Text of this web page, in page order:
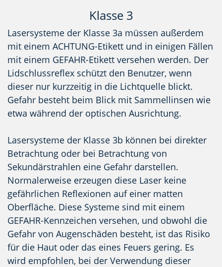
Klasse 3
Lasersysteme der Klasse 3a müssen außerdem
mit einem ACHTUNG-Etikett und in einigen Fällen
mit einem GEFAHR-Etikett versehen werden. Der
Lidschlussreflex schützt den Benutzer, wenn
dieser nur kurzzeitig in die Lichtquelle blickt.
Gefahr besteht beim Blick mit Sammellinsen wie
etwa während der optischen Ausrichtung.
Lasersysteme der Klasse 3b können bei direkter
Betrachtung oder bei Betrachtung von
Sekundärstrahlen eine Gefahr darstellen.
Normalerweise erzeugen diese Laser keine
gefährlichen Reflexionen auf einer matten
Oberfläche. Diese Systeme sind mit einem
GEFAHR-Kennzeichen versehen, und obwohl die
Gefahr von Augenschäden besteht, ist das Risiko
für die Haut oder das eines Feuers gering. Es
wird empfohlen, bei der Verwendung dieser